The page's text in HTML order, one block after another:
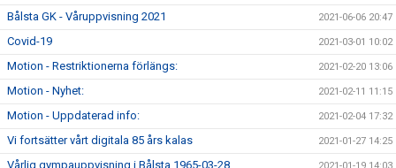
Bålsta GK - Våruppvisning 2021 2021-06-06 20:47
Covid-19 2021-03-01 10:02
Motion - Restriktionerna förlängs: 2021-02-20 13:06
Motion - Nyhet: 2021-02-11 11:15
Motion - Uppdaterad info: 2021-02-04 17:32
Vi fortsätter vårt digitala 85 års kalas 2021-01-27 14:25
Vårlig gympauppvisning i Bålsta 1965-03-28